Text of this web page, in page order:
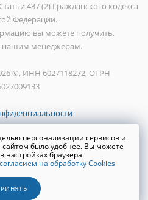
437 (2) Гражданского кодекса
Федерации.
вы можете получить,
нашим менеджерам.
©, ИНН 6027118272, ОГРН
сайта WRP
персонализации сервисов и
сайтом было удобнее. Вы можете
настройках браузера.
согласием на обработку Cookies